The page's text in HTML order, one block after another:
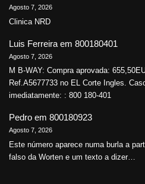
Agosto 7, 2026
Clinica NRD
Luis Ferreira em 800180401
Agosto 7, 2026
M B-WAY: Compra aprovada:
Ref.A5677733 no EL Corte Ingles.
imediatamente: : 800 180-401
Pedro em 800180923
Agosto 7, 2026
Este número aparece numa burla a
falso da Worten e um texto a dizer…